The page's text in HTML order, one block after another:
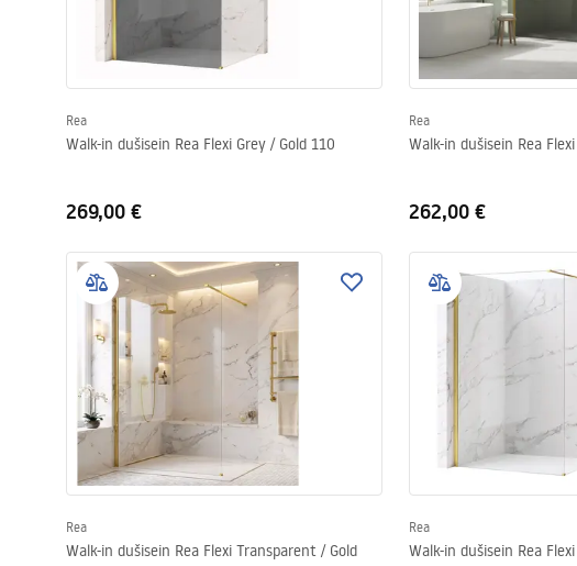
Rea
Walk-in dušisein Rea Flexi Grey / Gold 110
269,00 €
Rea
Walk-in dušisein Rea
262,00 €
Rea
Walk-in dušisein Rea Flexi Transparent / Gold
Rea
Walk-in dušisein Rea